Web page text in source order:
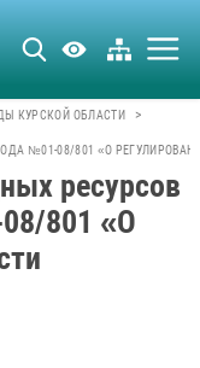
КУРСКОЙ ОБЛАСТИ >
№01-08/801 «О
ресурсов
801 «О